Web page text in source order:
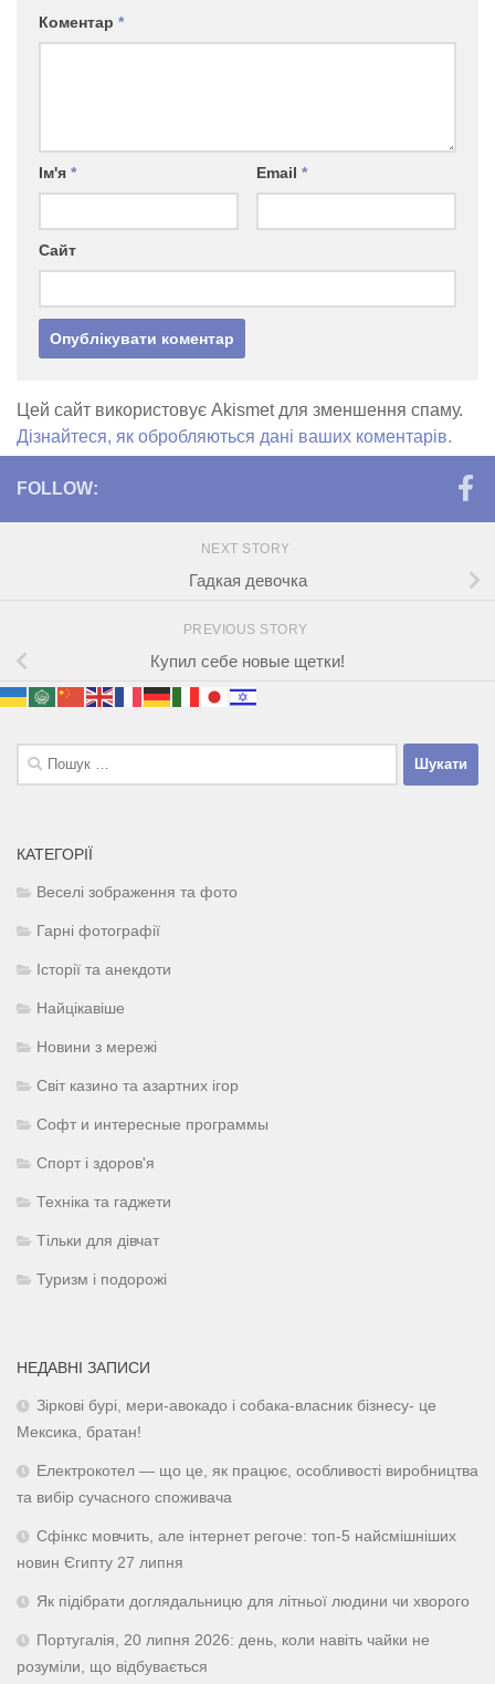
Коментар *
Ім'я * Email *
Сайт
Цей сайт використовує Akismet для зменшення спаму.
Дізнайтеся, як обробляються дані ваших коментарів.
FOLLOW:
NEXT STORY
Гадкая девочка
PREVIOUS STORY
Купил себе новые щетки!
Пошук:
КАТЕГОРІЇ
Веселі зображення та фото
Гарні фотографії
Історії та анекдоти
Найцікавіше
Новини з мережі
Світ казино та азартних ігор
Софт и интересные программы
Спорт і здоров'я
Техніка та гаджети
Тільки для дівчат
Туризм і подорожі
НЕДАВНІ ЗАПИСИ
Зіркові бурі, мери-авокадо і собака-власник бізнесу- це
Мексика, братан!
Електрокотел — що це, як працює, особливості виробництва
та вибір сучасного споживача
Сфінкс мовчить, але інтернет регоче: топ-5 найсмішніших
новин Єгипту 27 липня
Як підібрати доглядальницю для літньої людини чи хворого
Португалія, 20 липня 2026: день, коли навіть чайки не
розуміли, що відбувається